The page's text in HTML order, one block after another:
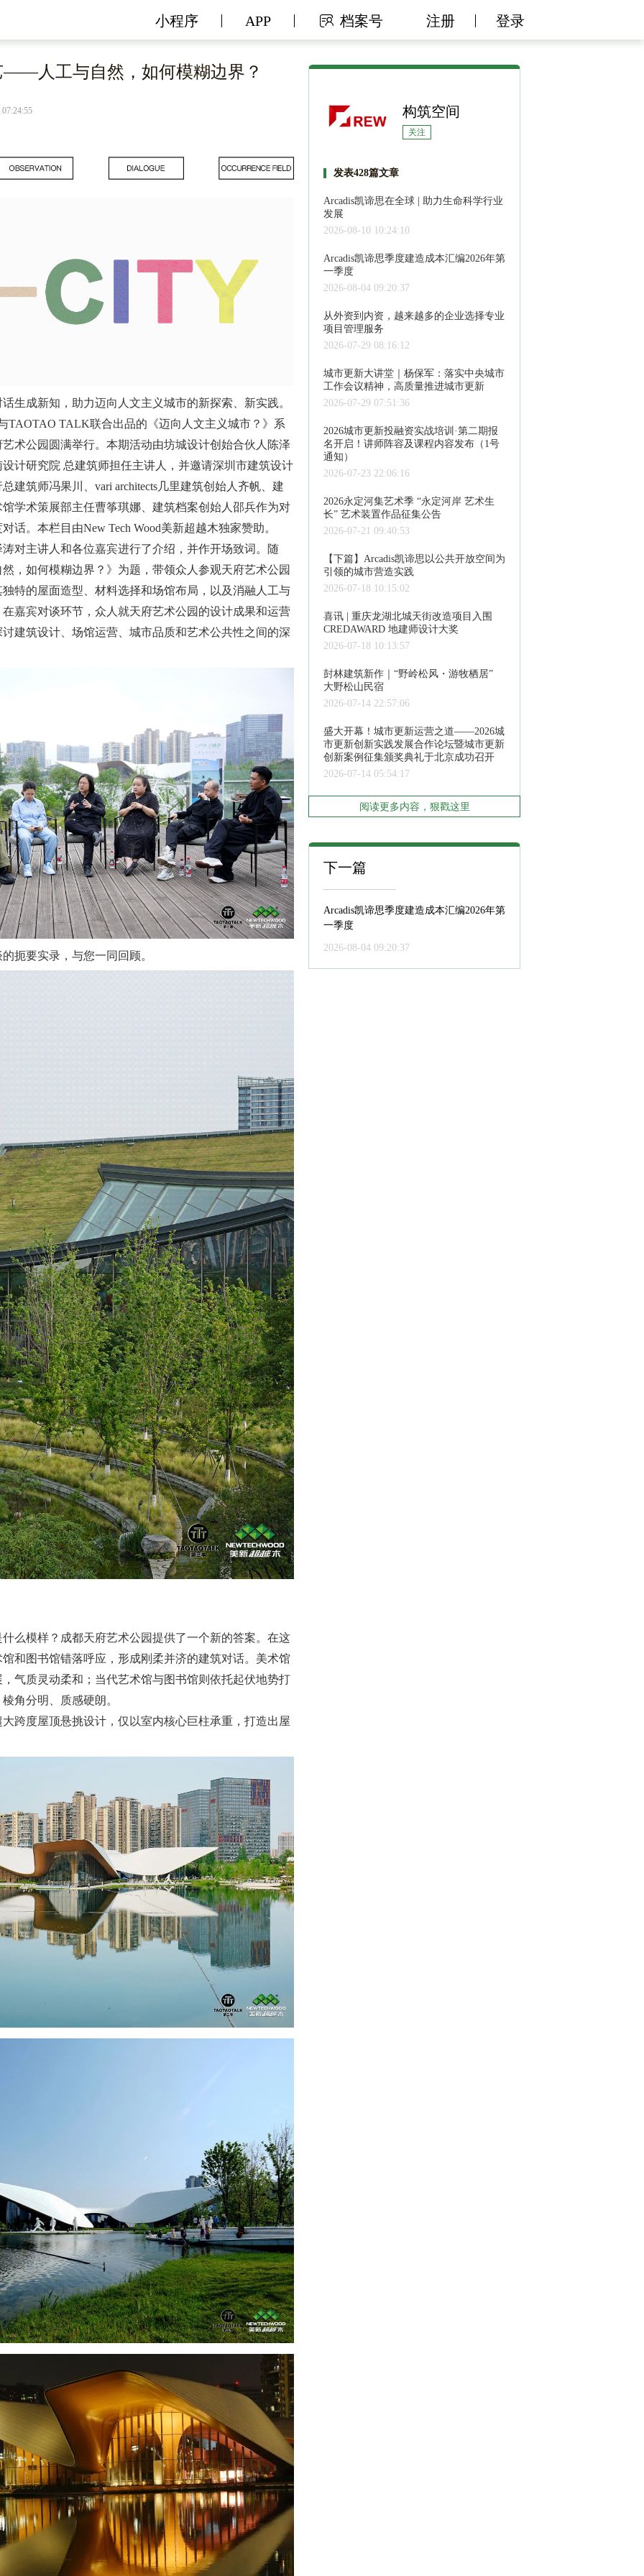
注册 登录
小程序 APP 档案号
——人工与自然，如何模糊边界？
生成新知，助力迈向人文主义城市的新探索、新实践。
TAOTAO TALK联合出品的《迈向人文主义城市？》系
术公园圆满举行。本期活动由坊城设计创始合伙人陈泽
计研究院 总建筑师担任主讲人，并邀请深圳市建筑设计
建筑师冯果川、vari architects几里建筑创始人齐帆、建
学术策展部主任曹筝琪娜、建筑档案创始人邵兵作为对
话。本栏目由New Tech Wood美新超越木独家赞助。
对主讲人和各位嘉宾进行了介绍，并作开场致词。随
，如何模糊边界？》为题，带领众人参观天府艺术公园
特的屋面造型、材料选择和场馆布局，以及消融人工与
嘉宾对谈环节，众人就天府艺术公园的设计成果和运营
建筑设计、场馆运营、城市品质和艺术公共性之间的深
扼要实录，与您一同回顾。
么模样？成都天府艺术公园提供了一个新的答案。在这
和图书馆错落呼应，形成刚柔并济的建筑对话。美术馆
气质灵动柔和；当代艺术馆与图书馆则依托起伏地势打
角分明、质感硬朗。
跨度屋顶悬挑设计，仅以室内核心巨柱承重，打造出屋
构筑空间
关注
发表428篇文章
Arcadis凯谛思在全球 | 助力生命科学行业
发展
2026-08-10 10:24:10
Arcadis凯谛思季度建造成本汇编2026年第
一季度
2026-08-04 09:20:37
从外资到内资，越来越多的企业选择专业
项目管理服务
2026-07-29 08:16:12
城市更新大讲堂｜杨保军：落实中央城市
工作会议精神，高质量推进城市更新
2026-07-29 07:51:36
2026城市更新投融资实战培训·第二期报
名开启！讲师阵容及课程内容发布（1号
通知）
2026-07-23 22:06:16
2026永定河集艺术季 “永定河岸 艺术生
长” 艺术装置作品征集公告
2026-07-21 09:40:53
【下篇】Arcadis凯谛思以公共开放空间为
引领的城市营造实践
2026-07-18 10:15:02
喜讯 | 重庆龙湖北城天街改造项目入围
CREDAWARD 地建师设计大奖
2026-07-18 10:13:57
尌林建筑新作｜“野岭松风・游牧栖居”
大野松山民宿
2026-07-14 22:57:06
盛大开幕！城市更新运营之道——2026城
市更新创新实践发展合作论坛暨城市更新
创新案例征集颁奖典礼于北京成功召开
2026-07-14 05:54:17
阅读更多内容，狠戳这里
下一篇
Arcadis凯谛思季度建造成本汇编2026年第
一季度
2026-08-04 09:20:37